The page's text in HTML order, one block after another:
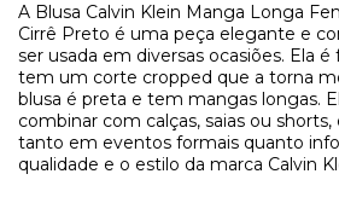
A Blusa Calvin Klein Manga Longa
Cirrê Preto é uma peça elegante e
ser usada em diversas ocasiões. Ela
tem um corte cropped que a torna
blusa é preta e tem mangas longas.
combinar com calças, saias ou shorts,
tanto em eventos formais quanto
qualidade e o estilo da marca Calvin